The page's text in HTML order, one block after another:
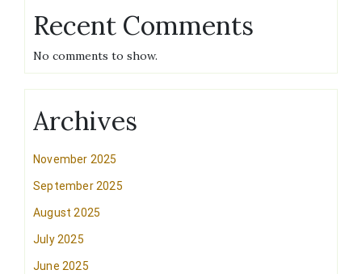
Recent Comments
No comments to show.
Archives
November 2025
September 2025
August 2025
July 2025
June 2025